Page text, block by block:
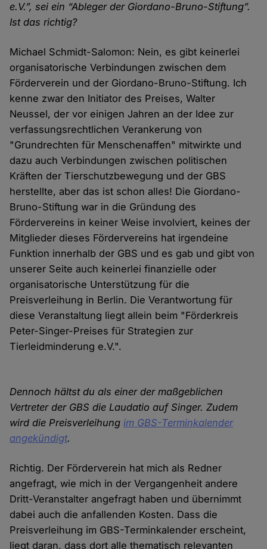
e.V.”, sei ein “Ableger der Giordano-Bruno-Stiftung”.
Ist das richtig?
Michael Schmidt-Salomon: Nein, es gibt keinerlei
organisatorische Verbindungen zwischen dem
Förderverein und der Giordano-Bruno-Stiftung. Ich
kenne zwar den Initiator des Preises, Walter
Neussel, der vor einigen Jahren an der Idee zur
verfassungsrechtlichen Verankerung von
"Grundrechten für Menschenaffen" mitwirkte und
dazu auch Verbindungen zwischen politischen
Kräften der Tierschutzbewegung und der GBS
herstellte, aber das ist schon alles! Die Giordano-
Bruno-Stiftung war in die Gründung des
Fördervereins in keiner Weise involviert, keines der
Mitglieder dieses Fördervereins hat irgendeine
Funktion innerhalb der GBS und es gab und gibt von
unserer Seite auch keinerlei finanzielle oder
organisatorische Unterstützung für die
Preisverleihung in Berlin. Die Verantwortung für
diese Veranstaltung liegt allein beim "Förderkreis
Peter-Singer-Preises für Strategien zur
Tierleidminderung e.V.".
Dennoch hältst du als einer der maßgeblichen
Vertreter der GBS die Laudatio auf Singer. Zudem
wird die Preisverleihungim GBS-Terminkalender
angekündigt.
Richtig. Der Förderverein hat mich als Redner
angefragt, wie mich in der Vergangenheit andere
Dritt-Veranstalter angefragt haben und übernimmt
dabei auch die anfallenden Kosten. Dass die
Preisverleihung im GBS-Terminkalender erscheint,
liegt daran, dass dort alle thematisch relevanten